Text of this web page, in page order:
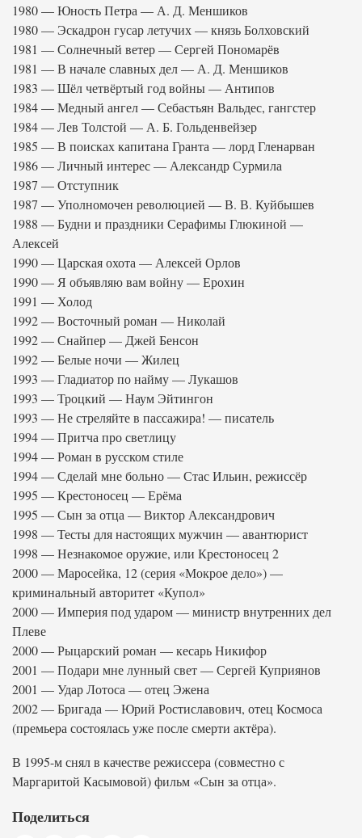
1980 — Юность Петра — А. Д. Меншиков
1980 — Эскадрон гусар летучих — князь Болховский
1981 — Солнечный ветер — Сергей Пономарёв
1981 — В начале славных дел — А. Д. Меншиков
1983 — Шёл четвёртый год войны — Антипов
1984 — Медный ангел — Себастьян Вальдес, гангстер
1984 — Лев Толстой — А. Б. Гольденвейзер
1985 — В поисках капитана Гранта — лорд Гленарван
1986 — Личный интерес — Александр Сурмила
1987 — Отступник
1987 — Уполномочен революцией — В. В. Куйбышев
1988 — Будни и праздники Серафимы Глюкиной —
Алексей
1990 — Царская охота — Алексей Орлов
1990 — Я объявляю вам войну — Ерохин
1991 — Холод
1992 — Восточный роман — Николай
1992 — Снайпер — Джей Бенсон
1992 — Белые ночи — Жилец
1993 — Гладиатор по найму — Лукашов
1993 — Троцкий — Наум Эйтингон
1993 — Не стреляйте в пассажира! — писатель
1994 — Притча про светлицу
1994 — Роман в русском стиле
1994 — Сделай мне больно — Стас Ильин, режиссёр
1995 — Крестоносец — Ерёма
1995 — Сын за отца — Виктор Александрович
1998 — Тесты для настоящих мужчин — авантюрист
1998 — Незнакомое оружие, или Крестоносец 2
2000 — Маросейка, 12 (серия «Мокрое дело») —
криминальный авторитет «Купол»
2000 — Империя под ударом — министр внутренних дел
Плеве
2000 — Рыцарский роман — кесарь Никифор
2001 — Подари мне лунный свет — Сергей Куприянов
2001 — Удар Лотоса — отец Эжена
2002 — Бригада — Юрий Ростиславович, отец Космоса
(премьера состоялась уже после смерти актёра).
В 1995-м снял в качестве режиссера (совместно с
Маргаритой Касымовой) фильм «Сын за отца».
Поделиться